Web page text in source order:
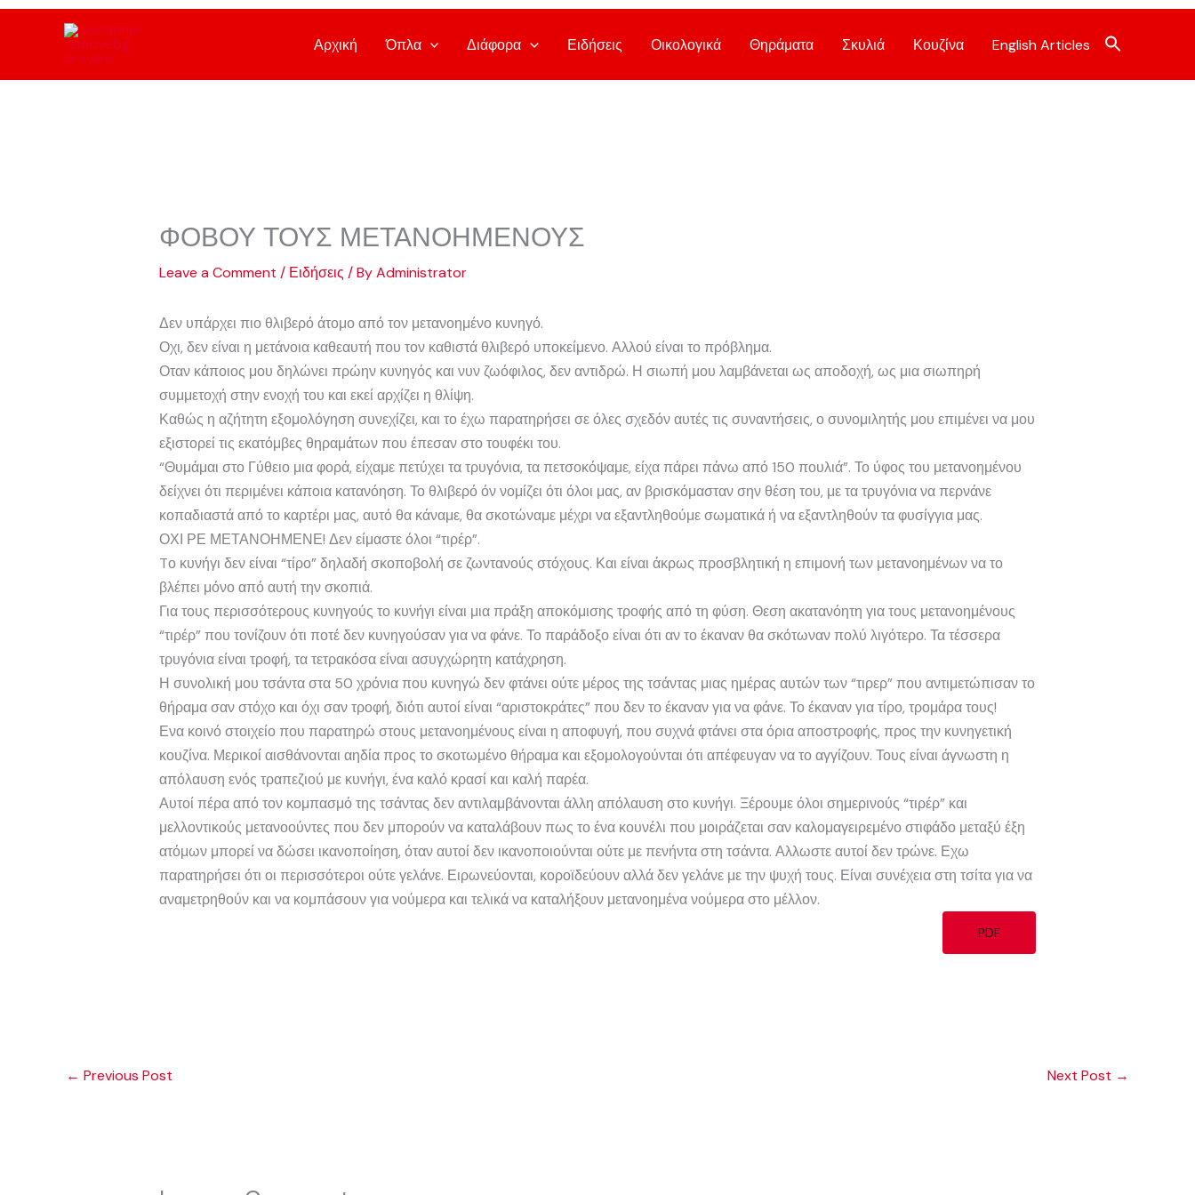
Αρχική Όπλα Διάφορα Ειδήσεις Οικολογικά Θηράματα Σκυλιά Κουζίνα English Articles
ΦΟΒΟΥ ΤΟΥΣ ΜΕΤΑΝΟΗΜΕΝΟΥΣ
Leave a Comment / Ειδήσεις / ByAdministrator
Δεν υπάρχει πιο θλιβερό άτομο από τον μετανοημένο κυνηγό.
Οχι, δεν είναι η μετάνοια καθεαυτή που τον καθιστά θλιβερό υποκείμενο. Αλλού είναι το πρόβλημα.
Οταν κάποιος μου δηλώνει πρώην κυνηγός και νυν ζωόφιλος, δεν αντιδρώ. Η σιωπή μου λαμβάνεται ως αποδοχή, ως μια σιωπηρή
συμμετοχή στην ενοχή του και εκεί αρχίζει η θλίψη.
Καθώς η αζήτητη εξομολόγηση συνεχίζει, και το έχω παρατηρήσει σε όλες σχεδόν αυτές τις συναντήσεις, ο συνομιλητής μου επιμένει να μου
εξιστορεί τις εκατόμβες θηραμάτων που έπεσαν στο τουφέκι του.
“Θυμάμαι στο Γύθειο μια φορά, είχαμε πετύχει τα τρυγόνια, τα πετσοκόψαμε, είχα πάρει πάνω από 150 πουλιά”. Το ύφος του μετανοημένου
δείχνει ότι περιμένει κάποια κατανόηση. Το θλιβερό όν νομίζει ότι όλοι μας, αν βρισκόμασταν σην θέση του, με τα τρυγόνια να περνάνε
κοπαδιαστά από το καρτέρι μας, αυτό θα κάναμε, θα σκοτώναμε μέχρι να εξαντληθούμε σωματικά ή να εξαντληθούν τα φυσίγγια μας.
ΟΧΙ ΡΕ ΜΕΤΑΝΟΗΜΕΝΕ! Δεν είμαστε όλοι “τιρέρ”.
Tο κυνήγι δεν είναι “τίρο” δηλαδή σκοποβολή σε ζωντανούς στόχους. Και είναι άκρως προσβλητική η επιμονή των μετανοημένων να το
βλέπει μόνο από αυτή την σκοπιά.
Για τους περισσότερους κυνηγούς το κυνήγι είναι μια πράξη αποκόμισης τροφής από τη φύση. Θεση ακατανόητη για τους μετανοημένους
“τιρέρ” που τονίζουν ότι ποτέ δεν κυνηγούσαν για να φάνε. Το παράδοξο είναι ότι αν το έκαναν θα σκότωναν πολύ λιγότερο. Τα τέσσερα
τρυγόνια είναι τροφή, τα τετρακόσα είναι ασυγχώρητη κατάχρηση.
Η συνολική μου τσάντα στα 50 χρόνια που κυνηγώ δεν φτάνει ούτε μέρος της τσάντας μιας ημέρας αυτών των “τιρερ” που αντιμετώπισαν το
θήραμα σαν στόχο και όχι σαν τροφή, διότι αυτοί είναι “αριστοκράτες” που δεν το έκαναν για να φάνε. Το έκαναν για τίρο, τρομάρα τους!
Ενα κοινό στοιχείο που παρατηρώ στους μετανοημένους είναι η αποφυγή, που συχνά φτάνει στα όρια αποστροφής, προς την κυνηγετική
κουζίνα. Μερικοί αισθάνονται αηδία προς το σκοτωμένο θήραμα και εξομολογούνται ότι απέφευγαν να το αγγίζουν. Τους είναι άγνωστη η
απόλαυση ενός τραπεζιού με κυνήγι, ένα καλό κρασί και καλή παρέα.
Αυτοί πέρα από τον κομπασμό της τσάντας δεν αντιλαμβάνονται άλλη απόλαυση στο κυνήγι. Ξέρουμε όλοι σημερινούς “τιρέρ” και
μελλοντικούς μετανοούντες που δεν μπορούν να καταλάβουν πως το ένα κουνέλι που μοιράζεται σαν καλομαγειρεμένο στιφάδο μεταξύ έξη
ατόμων μπορεί να δώσει ικανοποίηση, όταν αυτοί δεν ικανοποιούνται ούτε με πενήντα στη τσάντα. Αλλωστε αυτοί δεν τρώνε. Εχω
παρατηρήσει ότι οι περισσότεροι ούτε γελάνε. Ειρωνεύονται, κοροϊδεύουν αλλά δεν γελάνε με την ψυχή τους. Είναι συνέχεια στη τσίτα για να
αναμετρηθούν και να κομπάσουν για νούμερα και τελικά να καταλήξουν μετανοημένα νούμερα στο μέλλον.
PDF
← Previous Post Next Post →